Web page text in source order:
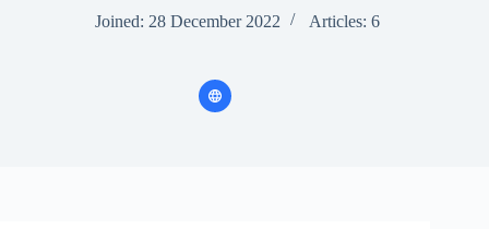
Joined: 28 December 2022 Articles: 6